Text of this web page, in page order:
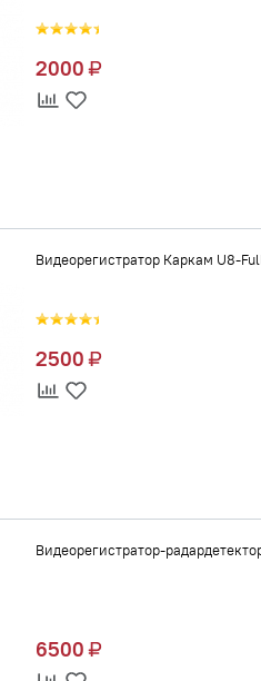
2000
Видеорегистратор Каркам U8-
2500
Видеорегистратор-
6500